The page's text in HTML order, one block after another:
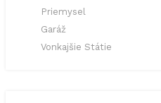
Priemysel
Garáž
Vonkajšie Státie